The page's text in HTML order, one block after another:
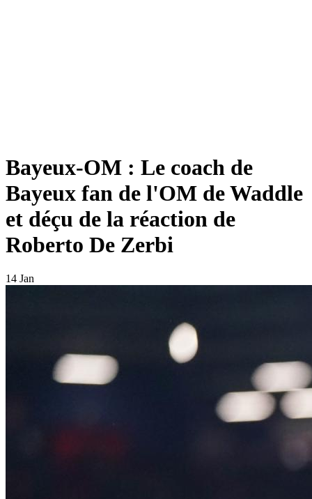
Bayeux-OM : Le coach de
Bayeux fan de l'OM de Waddle
et déçu de la réaction de
Roberto De Zerbi
14 Jan